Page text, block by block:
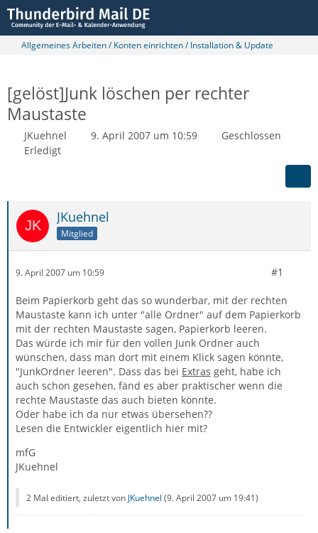
Allgemeines Arbeiten / Konten einrichten / Installation & Update
[gelöst]Junk löschen per rechter
Maustaste
JKuehnel 9. April 2007 um 10:59
Geschlossen
Erledigt
JKuehnel
Mitglied
9. April 2007 um 10:59 #1
Beim Papierkorb geht das so wunderbar, mit der rechten
Maustaste kann ich unter "alle Ordner" auf dem Papierkorb
mit der rechten Maustaste sagen, Papierkorb leeren.
Das würde ich mir für den vollen Junk Ordner auch
wünschen, dass man dort mit einem Klick sagen könnte,
"JunkOrdner leeren". Dass das bei Extras geht, habe ich
auch schon gesehen, fänd es aber praktischer wenn die
rechte Maustaste das auch bieten könnte.
Oder habe ich da nur etwas übersehen??
Lesen die Entwickler eigentlich hier mit?
mfG
JKuehnel
2 Mal editiert, zuletzt von JKuehnel (9. April 2007 um 19:41)